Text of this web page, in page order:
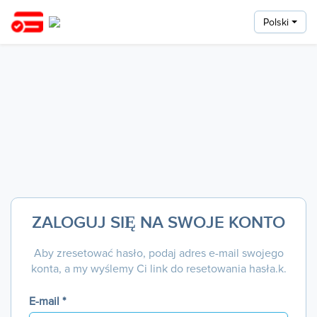
Polski
ZALOGUJ SIĘ NA SWOJE KONTO
Aby zresetować hasło, podaj adres e-mail swojego
konta, a my wyślemy Ci link do resetowania hasła.k.
E-mail *